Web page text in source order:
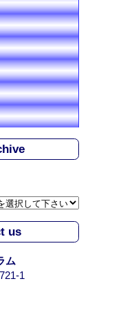
us
ム
1